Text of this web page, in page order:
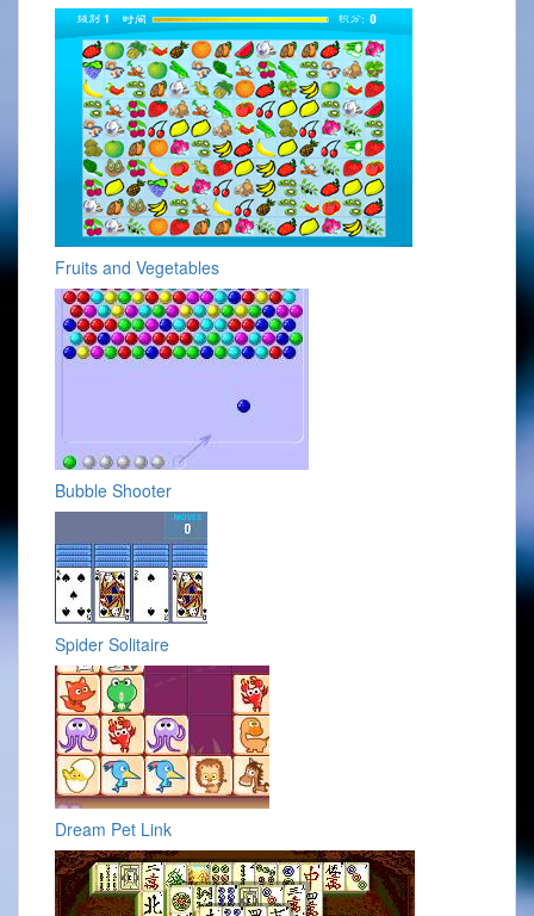
Fruits and Vegetables
Bubble Shooter
Spider Solitaire
Dream Pet Link